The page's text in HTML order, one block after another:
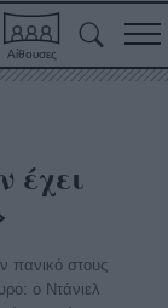
Αίθουσες
έχει
πανικό στους
ο Ντάνιελ